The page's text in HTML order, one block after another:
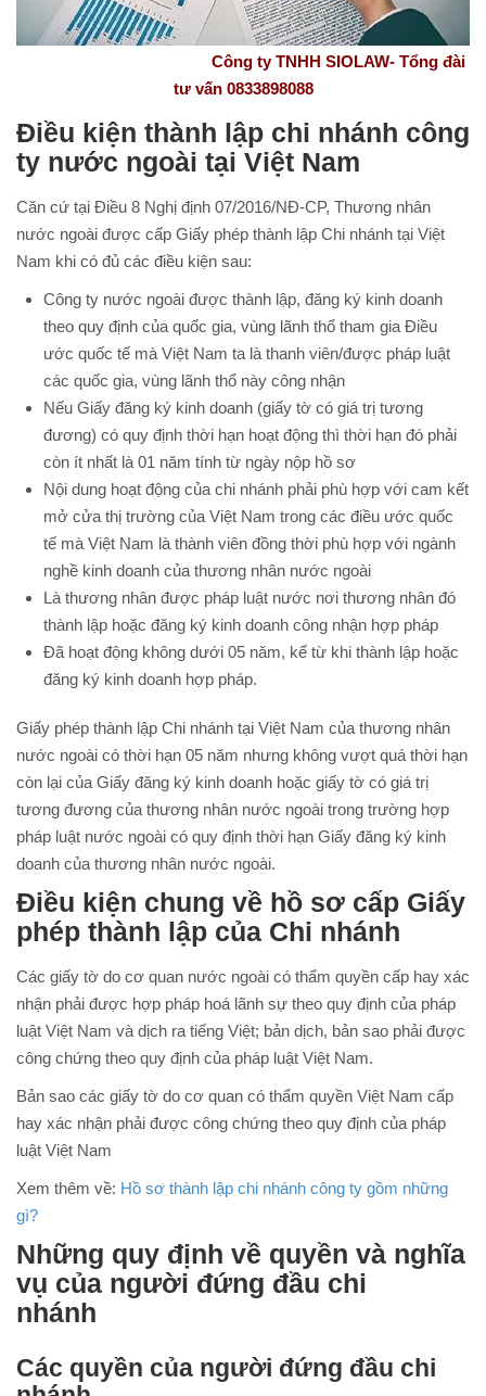
Công ty TNHH SIOLAW- Tổng đài
tư vấn 0833898088
Điều kiện thành lập chi nhánh công
ty nước ngoài tại Việt Nam
Căn cứ tại Điều 8 Nghị định 07/2016/NĐ-CP, Thương nhân
nước ngoài được cấp Giấy phép thành lập Chi nhánh tại Việt
Nam khi có đủ các điều kiện sau:
Công ty nước ngoài được thành lập, đăng ký kinh doanh
theo quy định của quốc gia, vùng lãnh thổ tham gia Điều
ước quốc tế mà Việt Nam ta là thanh viên/được pháp luật
các quốc gia, vùng lãnh thổ này công nhận
Nếu Giấy đăng ký kinh doanh (giấy tờ có giá trị tương
đương) có quy định thời hạn hoạt động thì thời hạn đó phải
còn ít nhất là 01 năm tính từ ngày nộp hồ sơ
Nội dung hoạt động của chi nhánh phải phù hợp với cam kết
mở cửa thị trường của Việt Nam trong các điều ước quốc
tế mà Việt Nam là thành viên đồng thời phù hợp với ngành
nghề kinh doanh của thương nhân nước ngoài
Là thương nhân được pháp luật nước nơi thương nhân đó
thành lập hoặc đăng ký kinh doanh công nhận hợp pháp
Đã hoạt động không dưới 05 năm, kể từ khi thành lập hoặc
đăng ký kinh doanh hợp pháp.
Giấy phép thành lập Chi nhánh tại Việt Nam của thương nhân
nước ngoài có thời hạn 05 năm nhưng không vượt quá thời hạn
còn lại của Giấy đăng ký kinh doanh hoặc giấy tờ có giá trị
tương đương của thương nhân nước ngoài trong trường hợp
pháp luật nước ngoài có quy định thời hạn Giấy đăng ký kinh
doanh của thương nhân nước ngoài.
Điều kiện chung về hồ sơ cấp Giấy
phép thành lập của Chi nhánh
Các giấy tờ do cơ quan nước ngoài có thẩm quyền cấp hay xác
nhận phải được hợp pháp hoá lãnh sự theo quy định của pháp
luật Việt Nam và dịch ra tiếng Việt; bản dịch, bản sao phải được
công chứng theo quy định của pháp luật Việt Nam.
Bản sao các giấy tờ do cơ quan có thẩm quyền Việt Nam cấp
hay xác nhận phải được công chứng theo quy định của pháp
luật Việt Nam
Xem thêm về: Hồ sơ thành lập chi nhánh công ty gồm những
gì?
Những quy định về quyền và nghĩa
vụ của người đứng đầu chi
nhánh
Các quyền của người đứng đầu chi